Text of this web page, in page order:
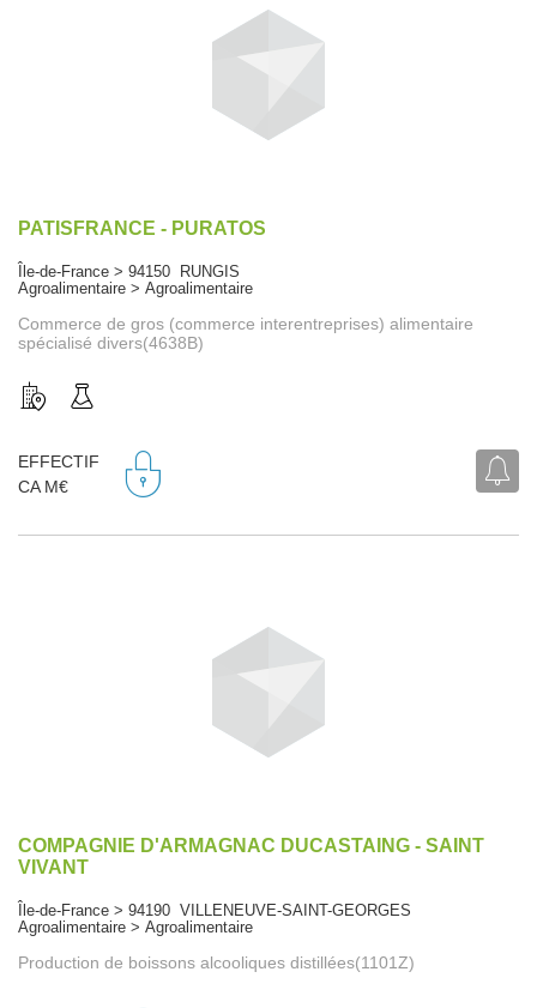
PATISFRANCE - PURATOS
Île-de-France > 94150 RUNGIS
Agroalimentaire > Agroalimentaire
Commerce de gros (commerce interentreprises) alimentaire
spécialisé divers(4638B)
EFFECTIF
CA M€
COMPAGNIE D'ARMAGNAC DUCASTAING - SAINT
VIVANT
Île-de-France > 94190 VILLENEUVE-SAINT-GEORGES
Agroalimentaire > Agroalimentaire
Production de boissons alcooliques distillées(1101Z)